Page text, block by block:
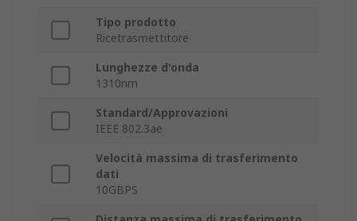
Tipo prodotto
Ricetrasmettitore
Lunghezze d'onda
1310nm
Standard/Approvazioni
IEEE 802.3ae
Velocità massima di trasferimento
dati
10GBPS